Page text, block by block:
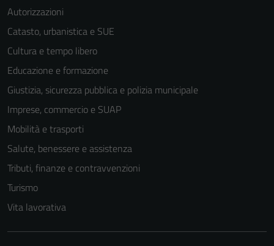
Autorizzazioni
Catasto, urbanistica e SUE
Cultura e tempo libero
Educazione e formazione
Giustizia, sicurezza pubblica e polizia municipale
Imprese, commercio e SUAP
Mobilità e trasporti
Salute, benessere e assistenza
Tributi, finanze e contravvenzioni
Turismo
Vita lavorativa
personali.